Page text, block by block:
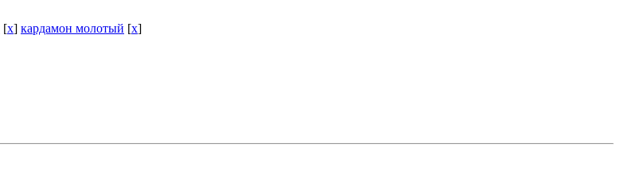
[x] кардамон молотый [x]